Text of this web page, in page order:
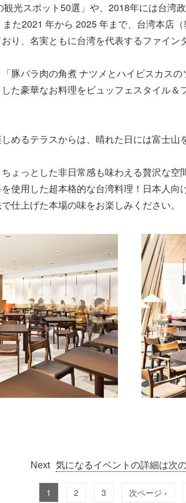
観光スポット50選」や、2018年には台湾
た2021 年から 2025 年まで、台湾本店
り、名実ともに台湾を代表するファイン
豚バラ肉の角煮 ナツメとハイビスカス
た豪華なお料理をビュッフェスタイル＆
めるテラスからは、晴れた日には富士山
ょっとした非日常感も味わえる贅沢な空
使用した超本格的な台湾料理！日本人向
仕上げた本場の味をお楽しみください。
気になるイベントの詳細は次
1 2 3 次ページ ›